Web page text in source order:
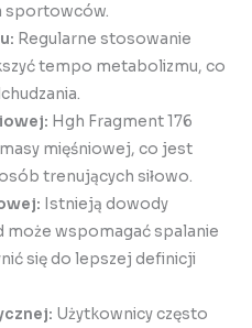
sportowców.
Regularne stosowanie
tempo metabolizmu, co
Hgh Fragment 176
mięśniowej, co jest
trenujących siłowo.
Istnieją dowody
może wspomagać spalanie
się do lepszej definicji
Użytkownicy często